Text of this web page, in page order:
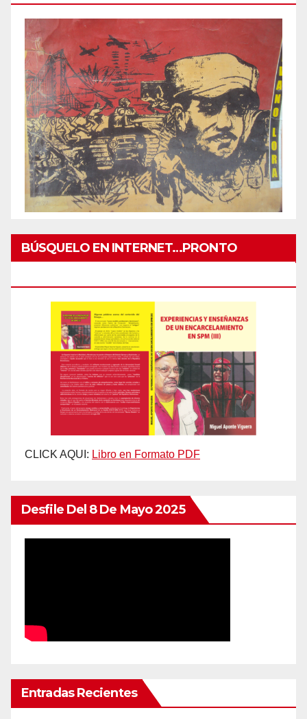
BÚSQUELO EN INTERNET…PRONTO
CLICK AQUI: Libro en Formato PDF
Desfile Del 8 De Mayo 2025
Entradas Recientes